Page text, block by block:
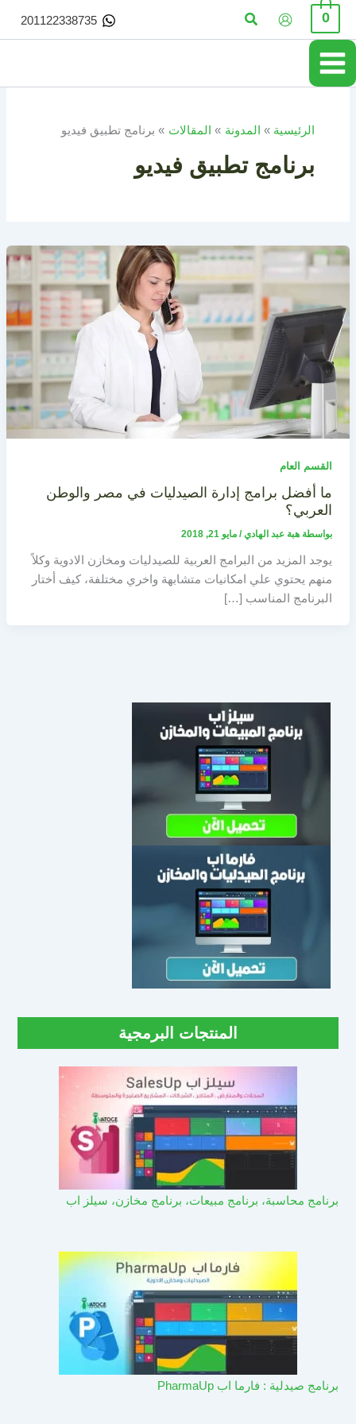
تخطي
المحتوى
0 البحث 201122338735
الرئيسية المدونة المقالات برنامج تطبيق فيديو
برنامج تطبيق فيديو
القسم العام
ما أفضل برامج إدارة الصيدليات في مصر والوطن
العربي؟
بواسطة هبة عبد الهادي/ مايو 21, 2018
يوجد المزيد من البرامج العربية للصيدليات ومخازن الادوية وكلاً
منهم يحتوي علي امكانيات متشابهة واخري مختلفة، كيف أختار
البرنامج المناسب […]
المنتجات البرمجية
برنامج محاسبة، برنامج مبيعات، برنامج مخازن، سيلز اب
برنامج صيدلية : فارما اب PharmaUp​